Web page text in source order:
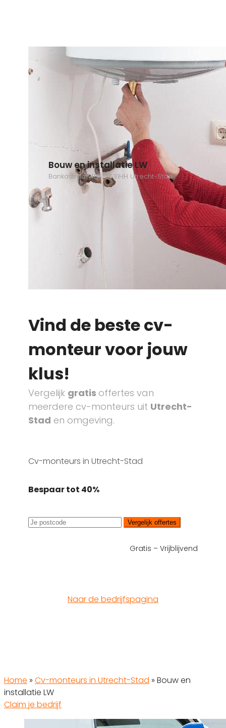
Bouw en installatie LW
Bankastraat 4BS, 3531HH Utrecht-Stad
Vind de beste cv-
monteur voor jouw
klus!
Vergelijk gratis offertes van
meerdere cv-monteurs uit Utrecht-
Stad en omgeving.
Cv-monteurs in Utrecht-Stad
Bespaar tot 40%
Vergelijk offertes
Gratis – Vrijblijvend
Naar de bedrijfspagina
Home » Cv-monteurs in Utrecht-Stad » Bouw en
installatie LW
Claim je bedrijf